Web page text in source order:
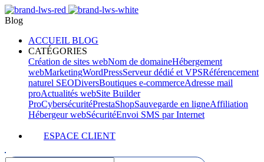
Blog
ACCUEIL BLOG
CATÉGORIES
Création de sites webNom de domaineHébergement
webMarketingWordPressServeur dédié et VPSRéférencement
naturel SEODiversBoutiques e-commerceAdresse mail
proActualités webSite Builder
ProCybersécuritéPrestaShopSauvegarde en ligneAffiliation
Hébergeur webSécuritéEnvoi SMS par Internet
ESPACE CLIENT